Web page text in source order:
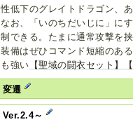
性低下のグレイトドラゴン、
なお、「いのちだいじに」に
制できる。たまに通常攻撃を
装備はぜひコマンド短縮のあ
も強い 【聖域の闘衣セット】
変遷
Ver.2.4～